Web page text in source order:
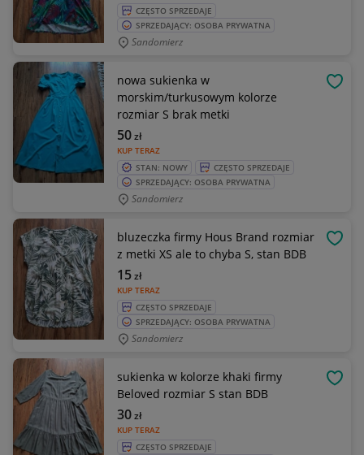
CZĘSTO SPRZEDAJE
SPRZEDAJĄCY: OSOBA PRYWATNA
Sandomierz
nowa sukienka w
morskim/turkusowym kolorze
rozmiar S brak metki
KUP TERAZ
50zł
STAN: NOWY
CZĘSTO SPRZEDAJE
SPRZEDAJĄCY: OSOBA PRYWATNA
Sandomierz
bluzeczka firmy Hous Brand rozmiar
z metki XS ale to chyba S, stan BDB
KUP TERAZ
15zł
CZĘSTO SPRZEDAJE
SPRZEDAJĄCY: OSOBA PRYWATNA
Sandomierz
sukienka w kolorze khaki firmy
Beloved rozmiar S stan BDB
KUP TERAZ
30zł
CZĘSTO SPRZEDAJE